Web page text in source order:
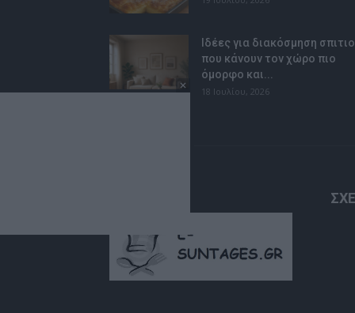
Ιδέες για διακόσμηση
που κάνουν τον χώρο πιο
όμορφο και...
18 Ιουλίου, 2026